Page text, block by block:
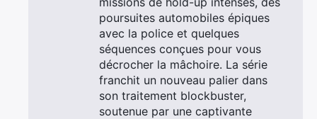
poursuites automobiles épiques
avec la police et quelques
séquences conçues pour vous
décrocher la mâchoire. La série
franchit un nouveau palier dans
son traitement blockbuster,
soutenue par une captivante